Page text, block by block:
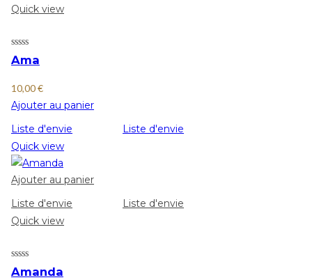
Quick view
Ama
10,00€
Ajouter au panier
Liste d'envie
Liste d'envie
Quick view
Ajouter au panier
Liste d'envie
Liste d'envie
Quick view
Amanda